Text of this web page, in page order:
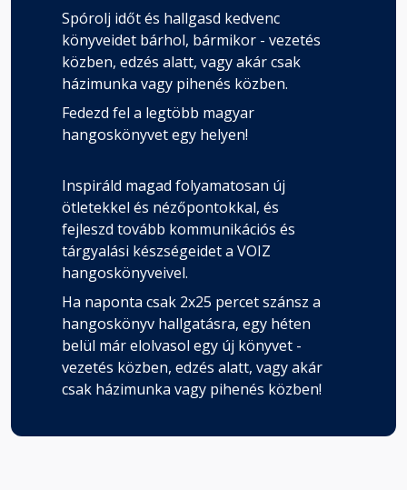
Szeltem az égboltot, gyorsan és…
Fejezet hossza:
Darcy
Jó reggelt, Ikrek! A csillagok…
Fejezet hossza:
Tory
Fejezet hossza:
Fülsiketítő hangerővel dübörgött a
zene…
Spórolj időt és hallgasd kedvenc
könyveidet bárhol, bármikor - vezetés
közben, edzés alatt, vagy akár csak
házimunka vagy pihenés közben.
Fedezd fel a legtöbb magyar
hangoskönyvet egy helyen!
Inspiráld magad folyamatosan új
ötletekkel és nézőpontokkal, és
fejleszd tovább kommunikációs és
tárgyalási készségeidet a VOIZ
hangoskönyveivel.
Ha naponta csak 2x25 percet szánsz a
hangoskönyv hallgatásra, egy héten
belül már elolvasol egy új könyvet -
vezetés közben, edzés alatt, vagy akár
csak házimunka vagy pihenés közben!